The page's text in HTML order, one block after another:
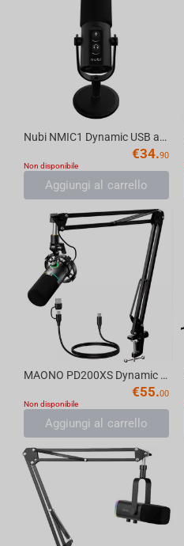
Nubi NMIC1 Dynamic USB and XLR Microphone with ANC, Black
€34.90
Non disponibile
Aggiungi al carrello
MAONO PD200XS Dynamic RGB USB/XLR Microphone with Arm Stand — For Creators, Streamers...
€55.00
Non disponibile
Aggiungi al carrello